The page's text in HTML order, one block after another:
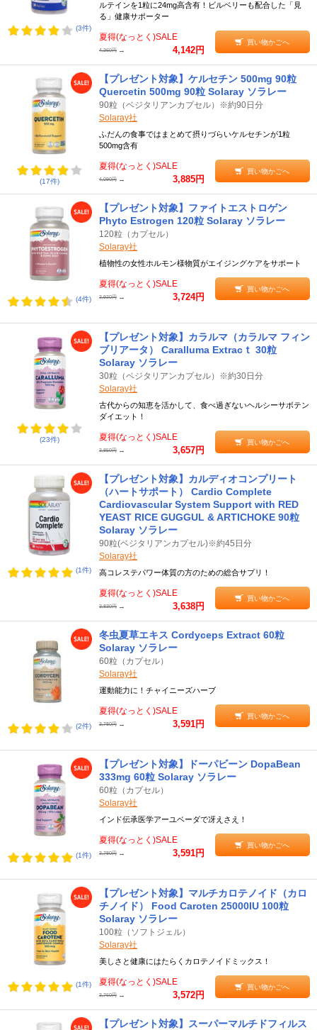
(3件)
ルテインを1粒に24mg高含有！ビルベリーも配合した「見
る」健康サポーター
夏得(なっとく)SALE
4,360円 → 4,142円
買い物かごへ
(17件)
【プレゼント対象】ケルセチン 500mg 90粒
Quercetin 500mg 90粒 Solaray ソラレー
90粒（ベジタリアンカプセル）※約90日分
Solaray社
ふだんの食事ではまとめて摂りづらいケルセチンが1粒
500mg含有
夏得(なっとく)SALE
4,090円 → 3,885円
買い物かごへ
(4件)
【プレゼント対象】ファイトエストロゲン
Phyto Estrogen 120粒 Solaray ソラレー
120粒（カプセル）
Solaray社
植物性の女性ホルモン様物質がエイジングケアをサポート
夏得(なっとく)SALE
3,920円 → 3,724円
買い物かごへ
(23件)
【プレゼント対象】カラルマ（カラルマ フィン
ブリアータ） Caralluma Extracｔ 30粒
Solaray ソラレー
30粒（ベジタリアンカプセル）※約30日分
Solaray社
古代からの知恵を活かして、食べ過ぎないヘルシーサボテン
ダイエット！
夏得(なっとく)SALE
3,850円 → 3,657円
買い物かごへ
(1件)
【プレゼント対象】カルディオコンプリート
（ハートサポート） Cardio Complete
Cardiovascular System Support with RED
YEAST RICE GUGGUL & ARTICHOKE 90粒
Solaray ソラレー
90粒(ベジタリアンカプセル)※約45日分
Solaray社
高コレステパワー体質の方のための総合サプリ！
夏得(なっとく)SALE
3,830円 → 3,638円
買い物かごへ
(2件)
冬虫夏草エキス Cordyceps Extract 60粒
Solaray ソラレー
60粒（カプセル）
Solaray社
運動能力に！チャイニーズハーブ
夏得(なっとく)SALE
3,780円 → 3,591円
買い物かごへ
(1件)
【プレゼント対象】ドーパビーン DopaBean
333mg 60粒 Solaray ソラレー
60粒（カプセル）
Solaray社
インド伝承医学アーユベーダで冴えさえ！
夏得(なっとく)SALE
3,780円 → 3,591円
買い物かごへ
(1件)
【プレゼント対象】マルチカロテノイド（カロ
チノイド） Food Caroten 25000IU 100粒
Solaray ソラレー
100粒（ソフトジェル）
Solaray社
美しさと健康にはたらくカロテノイドミックス！
夏得(なっとく)SALE
3,760円 → 3,572円
買い物かごへ
【プレゼント対象】スーパーマルチドフィルス